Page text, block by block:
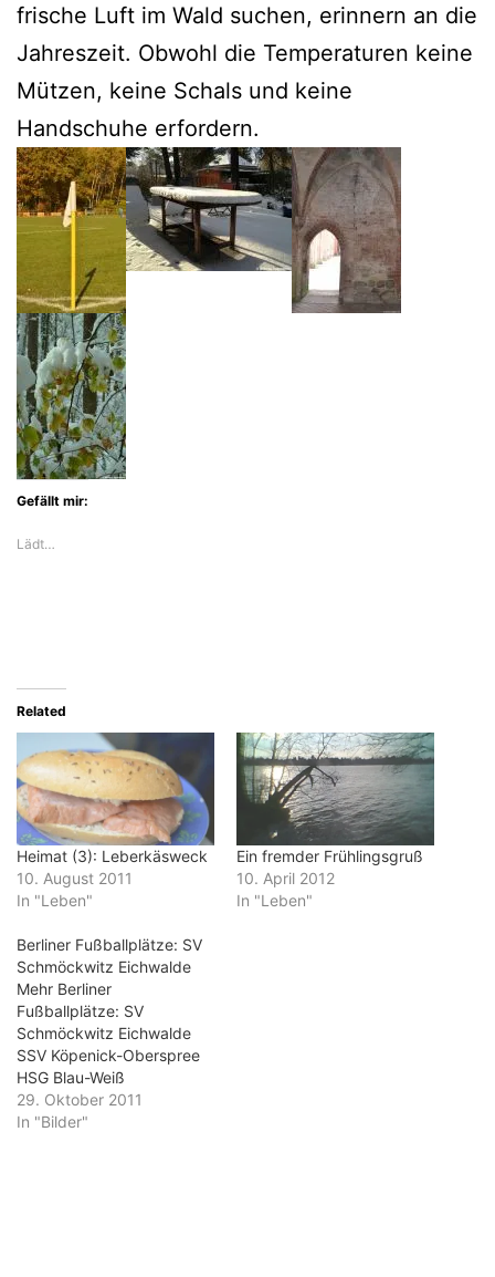
frische Luft im Wald suchen, erinnern an die
Jahreszeit. Obwohl die Temperaturen keine
Mützen, keine Schals und keine
Handschuhe erfordern.
Gefällt mir:
Lädt…
Related
Heimat (3): Leberkäsweck
10. August 2011
In "Leben"
Ein fremder Frühlingsgruß
10. April 2012
In "Leben"
Berliner Fußballplätze: SV
Schmöckwitz Eichwalde
Mehr Berliner
Fußballplätze: SV
Schmöckwitz Eichwalde
SSV Köpenick-Oberspree
HSG Blau-Weiß
Hohenschönhausen VfB
Einheit Pankow Poelchau
29. Oktober 2011
In "Bilder"